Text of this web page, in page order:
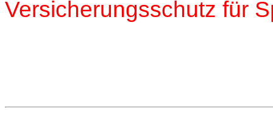
Versicherungsschutz für